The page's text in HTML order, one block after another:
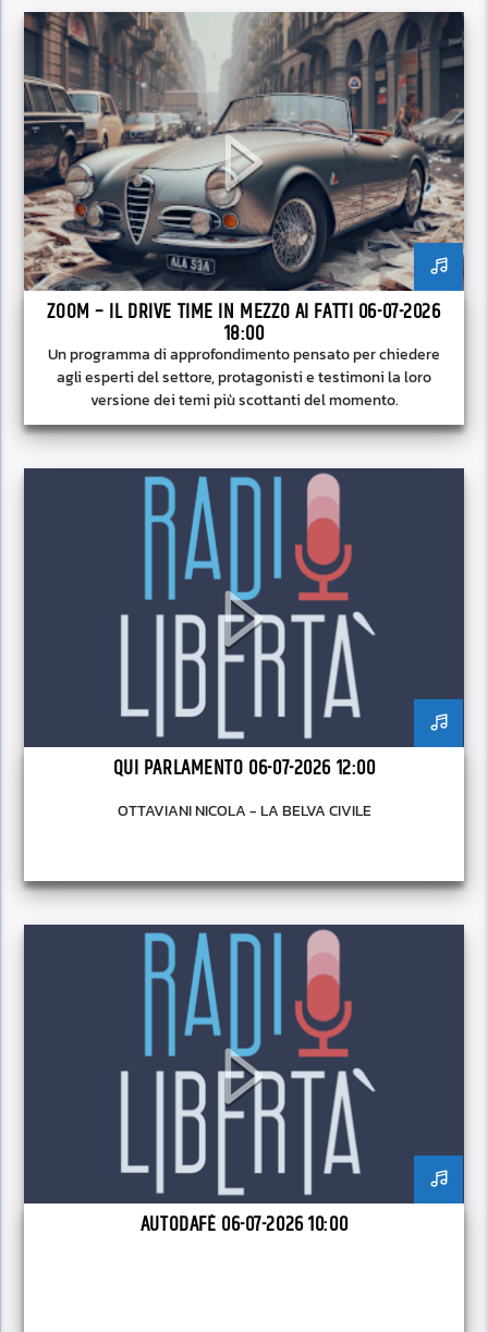
ZOOM – IL DRIVE TIME IN MEZZO AI FATTI 06-07-2026
18:00
Un programma di approfondimento pensato per chiedere
agli esperti del settore, protagonisti e testimoni la loro
versione dei temi più scottanti del momento.
QUI PARLAMENTO 06-07-2026 12:00
OTTAVIANI NICOLA - LA BELVA CIVILE
AUTODAFÉ 06-07-2026 10:00